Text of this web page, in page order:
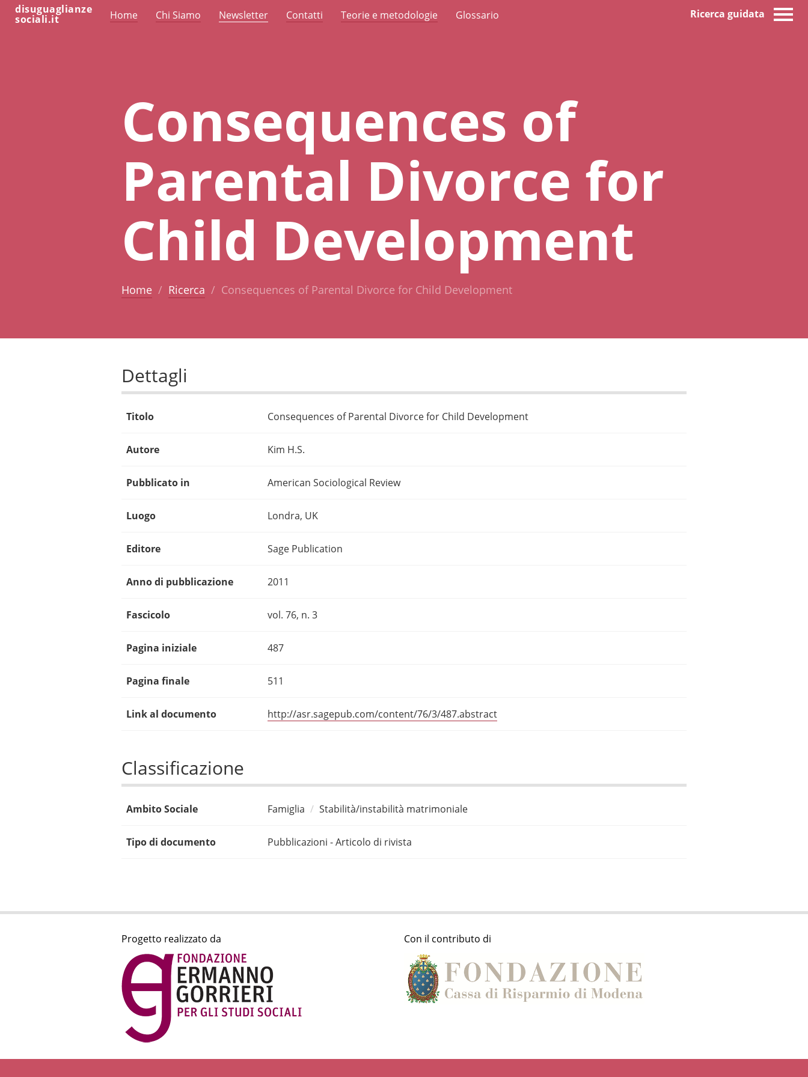
disuguaglianze
sociali.it Home Chi Siamo Newsletter Contatti Teorie e metodologie Glossario Ricerca guidata
Consequences of
Parental Divorce for
Child Development
Home Ricerca Consequences of Parental Divorce for Child Development
Dettagli
Titolo Consequences of Parental Divorce for Child Development
Autore Kim H.S.
Pubblicato in American Sociological Review
Luogo Londra, UK
Editore Sage Publication
Anno di pubblicazione 2011
Fascicolo vol. 76, n. 3
Pagina iniziale 487
Pagina finale 511
Link al documento http://asr.sagepub.com/content/76/3/487.abstract
Classificazione
Ambito Sociale Famiglia Stabilità/instabilità matrimoniale
Tipo di documento Pubblicazioni - Articolo di rivista
Progetto realizzato da Con il contributo di